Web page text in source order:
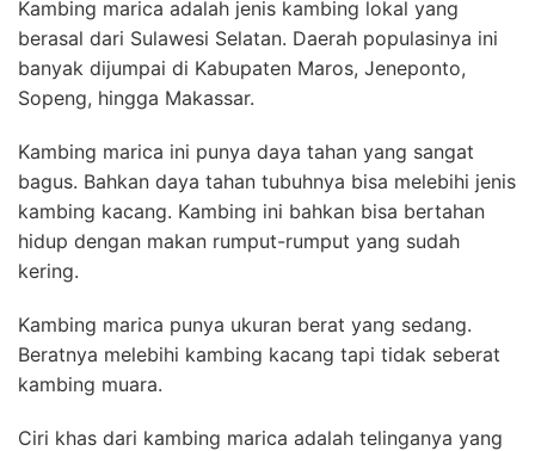
Kambing marica adalah jenis kambing lokal yang
berasal dari Sulawesi Selatan. Daerah populasinya ini
banyak dijumpai di Kabupaten Maros, Jeneponto,
Sopeng, hingga Makassar.
Kambing marica ini punya daya tahan yang sangat
bagus. Bahkan daya tahan tubuhnya bisa melebihi jenis
kambing kacang. Kambing ini bahkan bisa bertahan
hidup dengan makan rumput-rumput yang sudah
kering.
Kambing marica punya ukuran berat yang sedang.
Beratnya melebihi kambing kacang tapi tidak seberat
kambing muara.
Ciri khas dari kambing marica adalah telinganya yang